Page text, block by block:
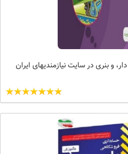
و بنری در سایت نیازمندیهای ایران